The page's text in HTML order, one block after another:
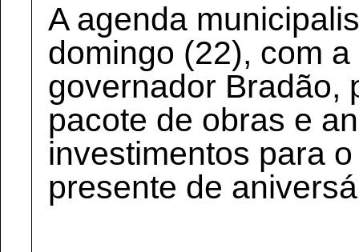
A agenda
domingo (22), com
governador Bradão,
pacote de obras e
investimentos para
presente de